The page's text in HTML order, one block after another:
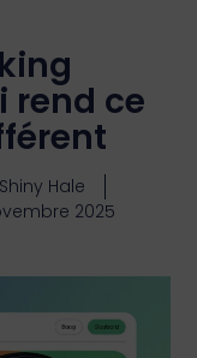
rend ce
Shiny Hale
2025